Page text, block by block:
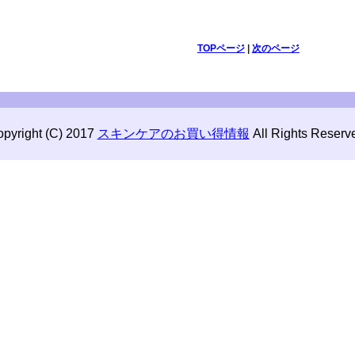
TOPページ| 次のページ
(C) 2017 スキンケアのお買い得情報 All Rights